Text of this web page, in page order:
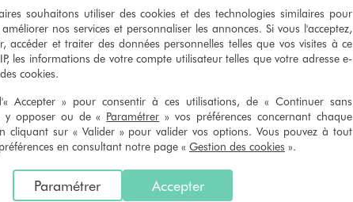
du23/07/2026 , suite à une expérience du15/06/2026 parKarine B.
souhaitons utiliser des cookies et des technologies similaires pour
nos services et personnaliser les annonces. Si vous l'acceptez,
accéder et traiter des données personnelles telles que vos visites à ce
les informations de votre compte utilisateur telles que votre adresse e-
cookies.
Accepter » pour consentir à ces utilisations, de « Continuer sans
y opposer ou de « Paramétrer » vos préférences concernant chaque
cliquant sur « Valider » pour valider vos options. Vous pouvez à tout
en consultant notre page « Gestion des cookies ».
Accepter
Paramétrer